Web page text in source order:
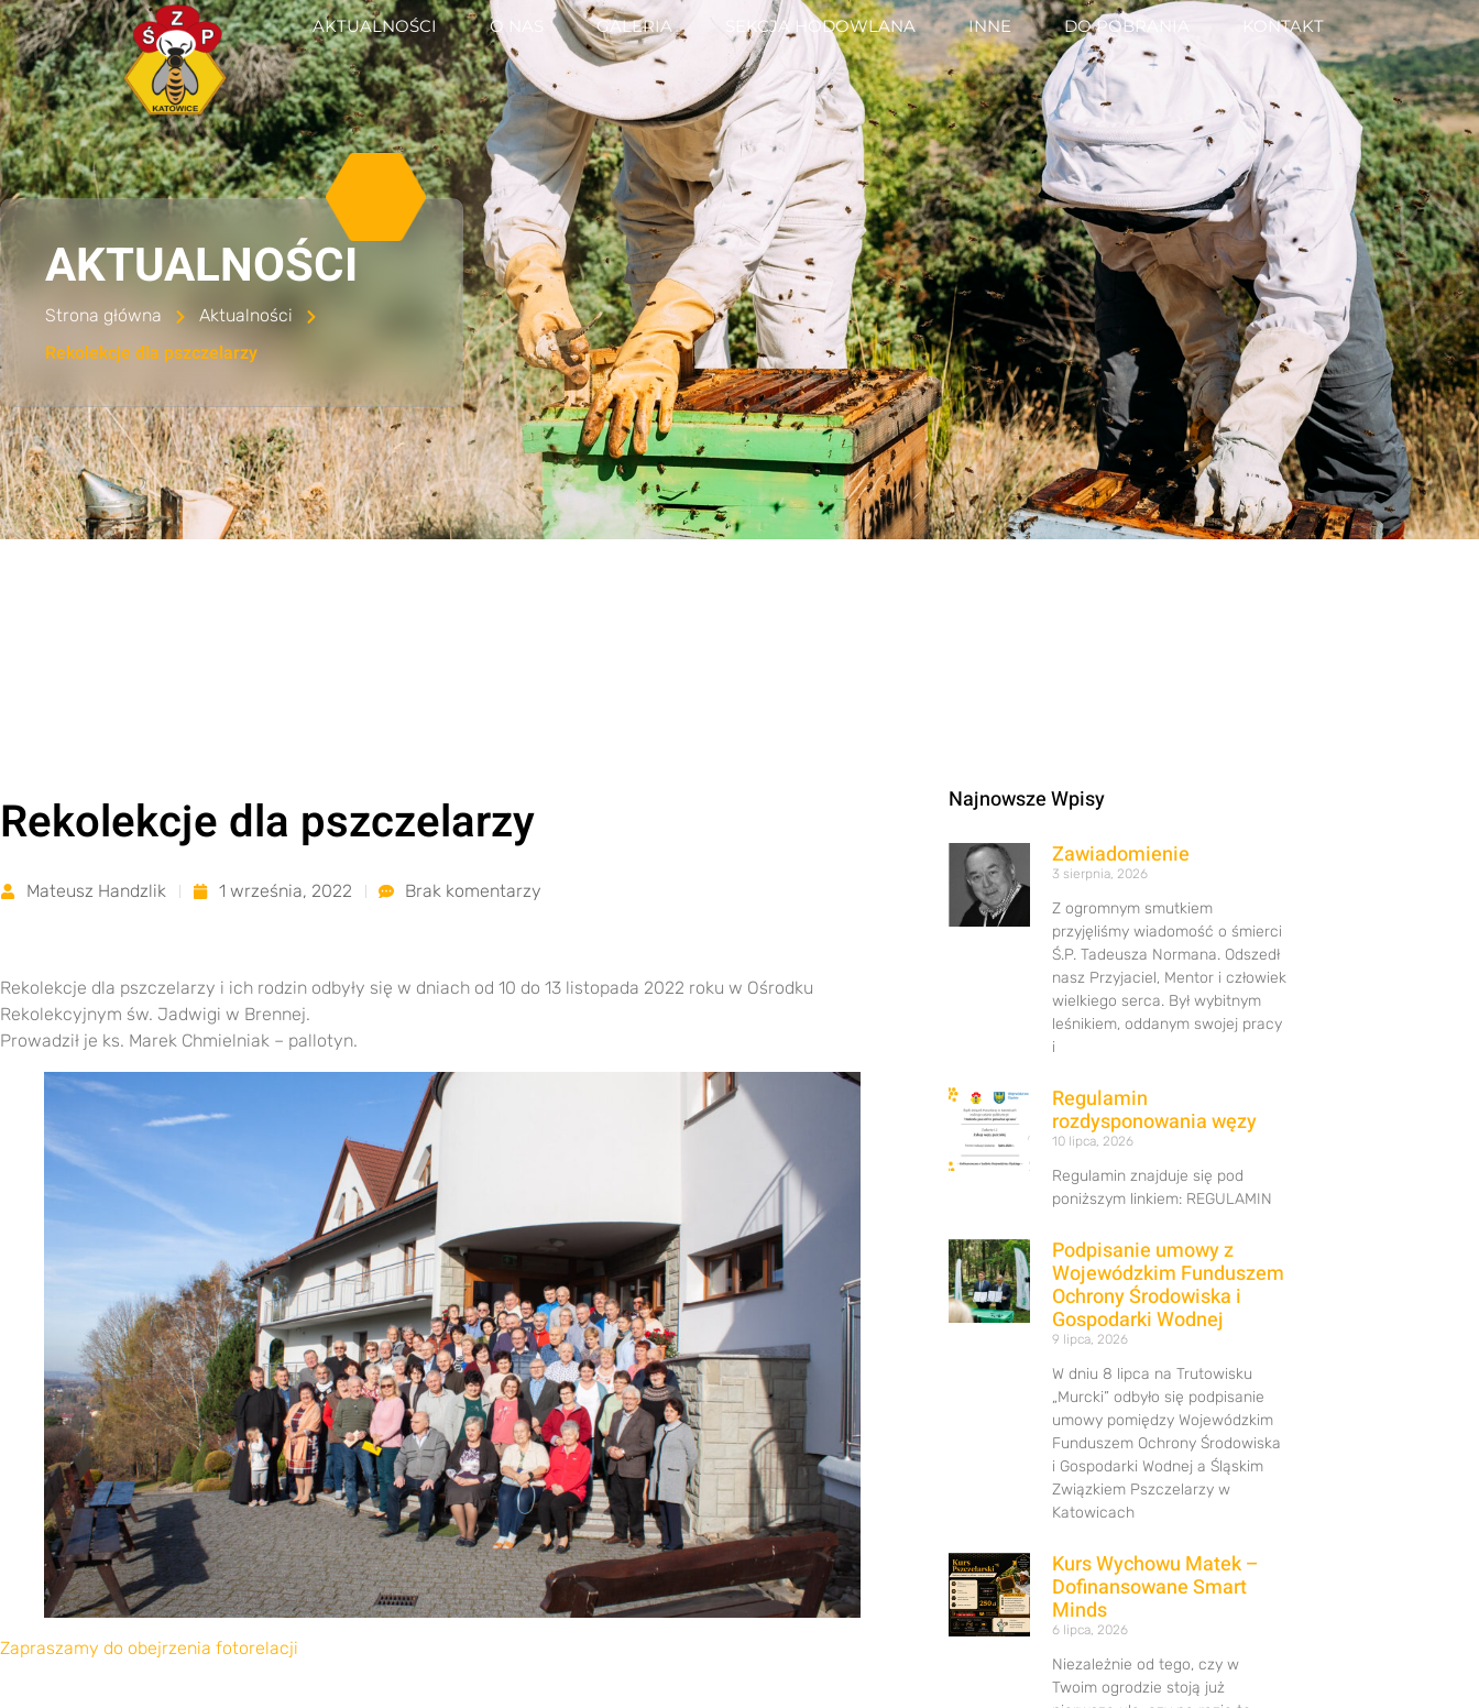
AKTUALNOŚCI O NAS GALERIA SEKCJA HODOWLANA INNE DO POBRANIA KONTAKT
AKTUALNOŚCI
Strona główna Aktualności
Rekolekcje dla pszczelarzy
Rekolekcje dla pszczelarzy
Mateusz Handzlik 1 września, 2022 Brak komentarzy
Rekolekcje dla pszczelarzy i ich rodzin odbyły się w dniach od 10 do 13 listopada 2022 roku w Ośrodku
Rekolekcyjnym św. Jadwigi w Brennej.
Prowadził je ks. Marek Chmielniak – pallotyn.
Zapraszamy do obejrzenia fotorelacji
Najnowsze Wpisy
Zawiadomienie
3 sierpnia, 2026
Z ogromnym smutkiem
przyjęliśmy wiadomość o śmierci
Ś.P. Tadeusza Normana. Odszedł
nasz Przyjaciel, Mentor i człowiek
wielkiego serca. Był wybitnym
leśnikiem, oddanym swojej pracy
i
Regulamin
rozdysponowania węzy
10 lipca, 2026
Regulamin znajduje się pod
poniższym linkiem: REGULAMIN
Podpisanie umowy z
Wojewódzkim Funduszem
Ochrony Środowiska i
Gospodarki Wodnej
9 lipca, 2026
W dniu 8 lipca na Trutowisku
„Murcki” odbyło się podpisanie
umowy pomiędzy Wojewódzkim
Funduszem Ochrony Środowiska
i Gospodarki Wodnej a Śląskim
Związkiem Pszczelarzy w
Katowicach
Kurs Wychowu Matek –
Dofinansowane Smart
Minds
6 lipca, 2026
Niezależnie od tego, czy w
Twoim ogrodzie stoją już